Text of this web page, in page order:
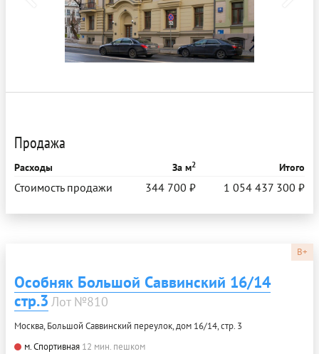
Продажа
Расходы За м2 Итого
Стоимость продажи 344 700 ₽ 1 054 437 300 ₽
B+
Особняк Большой Саввинский 16/14
стр.3 Лот №810
Москва, Большой Саввинский переулок, дом 16/14, стр. 3
м. Спортивная 12 мин. пешком